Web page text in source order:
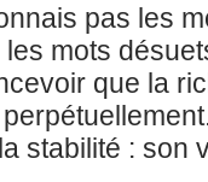
pas les
les mots
que la
stabilité : son